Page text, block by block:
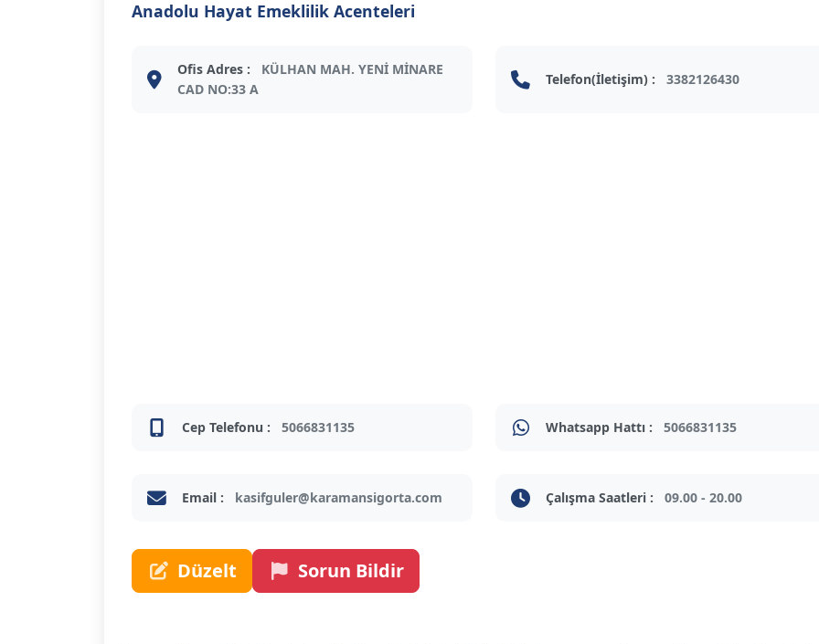
Anadolu Hayat Emeklilik Acenteleri
Ofis Adres :
KÜLHAN MAH. YENİ MİNARE
CAD NO:33 A
Telefon(İletişim) : 3382126430
Cep Telefonu : 5066831135 Whatsapp Hattı : 5066831135
Email : kasifguler@karamansigorta.com Çalışma Saatleri : 09.00 - 20.00
Düzelt Sorun Bildir